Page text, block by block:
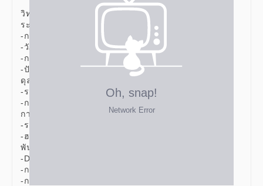
วิทยาศาสตร์ชีวภาพ (Biology)
ระบบนิเวศและสิ่งแวดล้อม
-การถ่ายทอดพลังงาน
-วัฏจักรสาร
-การเปลี่ยนแปลงแทนที่
-ปัญหาสิ่งแวดล้อม
ดุลยภาพของร่างกาย
-ระบบภูมิคุ้มกัน
-การลำเลียงสารเข้า-ออกเซลล์
การควบคุมและประสานงาน
-ระบบประสาท
-ฮอร์โมนพืช
พันธุกรรมและวิวัฒนาการ
-DNA
-การมิวเทชัน
-การคัดเลือกโดยธรรมชาติ